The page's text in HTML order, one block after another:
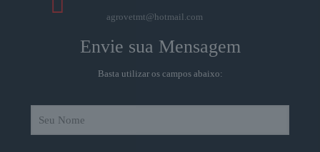
agrovetmt@hotmail.com
Envie sua Mensagem
Basta utilizar os campos abaixo: